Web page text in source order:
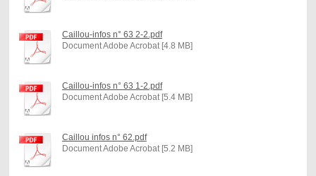
Caillou-infos n° 63 2-2.pdf
Document Adobe Acrobat [4.8 MB]
Caillou-infos n° 63 1-2.pdf
Document Adobe Acrobat [5.4 MB]
Caillou infos n° 62.pdf
Document Adobe Acrobat [5.2 MB]